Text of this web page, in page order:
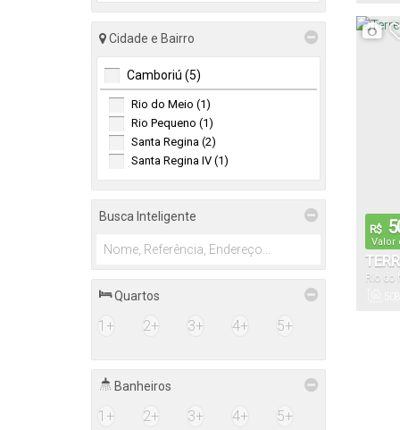
Cidade e Bairro
Camboriú (5)
Rio do Meio (1)
Rio Pequeno (1)
Santa Regina (2)
Santa Regina IV (1)
Busca Inteligente
Quartos
1+ 2+ 3+ 4+ 5+
Banheiros
1+ 2+ 3+ 4+ 5+
R$
Valor
Rio do